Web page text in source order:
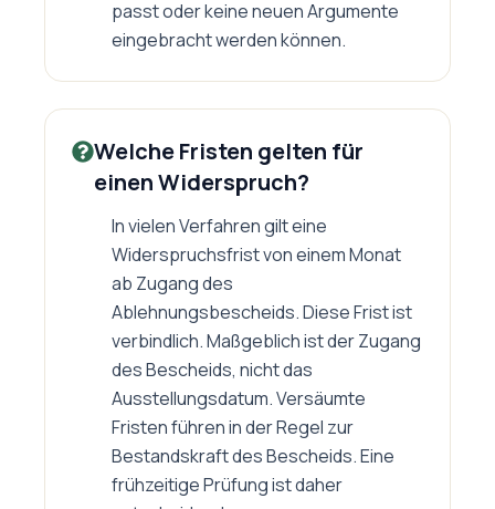
passt oder keine neuen Argumente
eingebracht werden können.
Welche Fristen gelten für
einen Widerspruch?
In vielen Verfahren gilt eine
Widerspruchsfrist von einem Monat
ab Zugang des
Ablehnungsbescheids. Diese Frist ist
verbindlich. Maßgeblich ist der Zugang
des Bescheids, nicht das
Ausstellungsdatum. Versäumte
Fristen führen in der Regel zur
Bestandskraft des Bescheids. Eine
frühzeitige Prüfung ist daher